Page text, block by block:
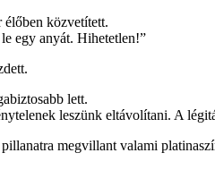
közvetített.
egy anyát. Hihetetlen!”
lett.
leszünk eltávolítani. A
megvillant valami